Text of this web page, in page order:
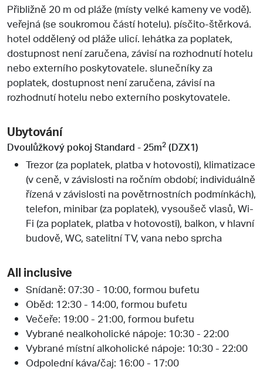
Přibližně 20 m od pláže (místy velké kameny ve vodě).
veřejná (se soukromou částí hotelu). písčito-štěrková.
hotel oddělený od pláže ulicí. lehátka za poplatek,
dostupnost není zaručena, závisí na rozhodnutí hotelu
nebo externího poskytovatele. slunečníky za
poplatek, dostupnost není zaručena, závisí na
rozhodnutí hotelu nebo externího poskytovatele.
Ubytování
Dvoulůžkový pokoj Standard - 25m2 (DZX1)
Trezor (za poplatek, platba v hotovosti), klimatizace
(v ceně, v závislosti na ročním období; individuálně
řízená v závislosti na povětrnostních podmínkách),
telefon, minibar (za poplatek), vysoušeč vlasů, Wi-
Fi (za poplatek, platba v hotovosti), balkon, v hlavní
budově, WC, satelitní TV, vana nebo sprcha
All inclusive
Snídaně: 07:30 - 10:00, formou bufetu
Oběd: 12:30 - 14:00, formou bufetu
Večeře: 19:00 - 21:00, formou bufetu
Vybrané nealkoholické nápoje: 10:30 - 22:00
Vybrané místní alkoholické nápoje: 10:30 - 22:00
Odpolední káva/čaj: 16:00 - 17:00